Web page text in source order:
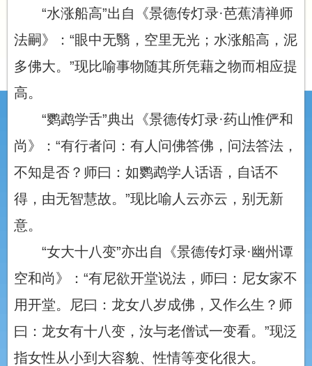
“水涨船高”出自《景德传灯录·芭蕉清禅师
法嗣》：“眼中无翳，空里无光；水涨船高，泥
多佛大。”现比喻事物随其所凭藉之物而相应提
高。
“鹦鹉学舌”典出《景德传灯录·药山惟俨和
尚》：“有行者问：有人问佛答佛，问法答法，
不知是否？师曰：如鹦鹉学人话语，自话不
得，由无智慧故。”现比喻人云亦云，别无新
意。
“女大十八变”亦出自《景德传灯录·幽州谭
空和尚》：“有尼欲开堂说法，师曰：尼女家不
用开堂。尼曰：龙女八岁成佛，又作么生？师
曰：龙女有十八变，汝与老僧试一变看。”现泛
指女性从小到大容貌、性情等变化很大。